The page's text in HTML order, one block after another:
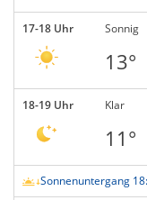
17-18 Uhr Sonnig
13°
18-19 Uhr Klar
11°
Sonnenuntergang